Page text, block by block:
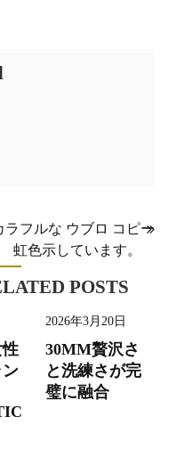
ラフルな ウブロ コピー
虹色示しています。
POSTS
2026年3月20日
30MM贅沢さ
と洗練さが完
璧に融合